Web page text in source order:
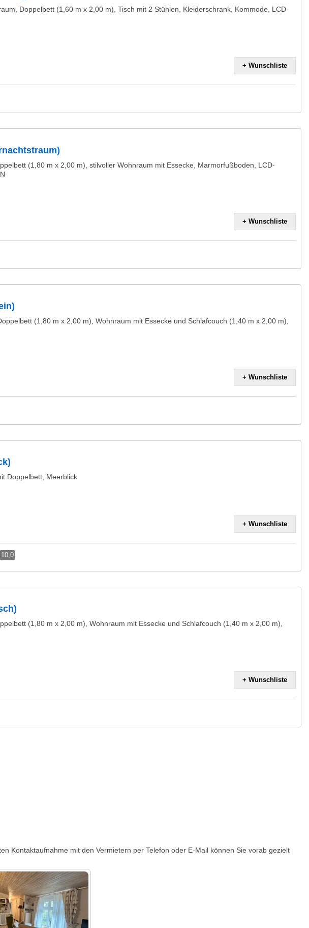
Doppelbett (1,60 m x 2,00 m), Tisch mit 2 Stühlen, Kleiderschrank, Kommode, LCD-
+ Wunschliste
(1,80 m x 2,00 m), stilvoller Wohnraum mit Essecke, Marmorfußboden, LCD-
+ Wunschliste
(1,80 m x 2,00 m), Wohnraum mit Essecke und Schlafcouch (1,40 m x 2,00 m),
+ Wunschliste
Doppelbett, Meerblick
+ Wunschliste
10,0
(1,80 m x 2,00 m), Wohnraum mit Essecke und Schlafcouch (1,40 m x 2,00 m),
+ Wunschliste
Kontaktaufnahme mit den Vermietern per Telefon oder E-Mail können Sie vorab gezielt